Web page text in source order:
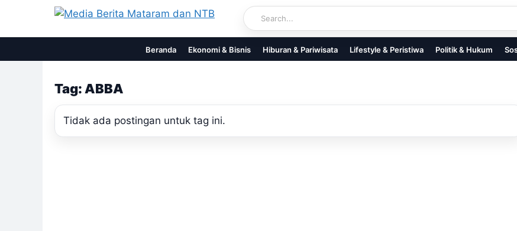
content
Beranda Ekonomi & Bisnis Hiburan & Pariwisata Lifestyle & Peristiwa Politik & Hukum
Tag: ABBA
Tidak ada postingan untuk tag ini.